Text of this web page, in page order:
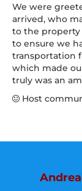
We were
arrived, who
to the property
to ensure we
transportation
which made
truly was an
Host